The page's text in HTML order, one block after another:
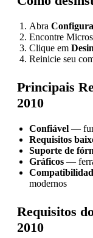
Abra
Encontre
Clique em
Reinicie seu
Principais
2010
Confiável —
Requisitos
Suporte de
Gráficos —
modernos
Requisitos
2010